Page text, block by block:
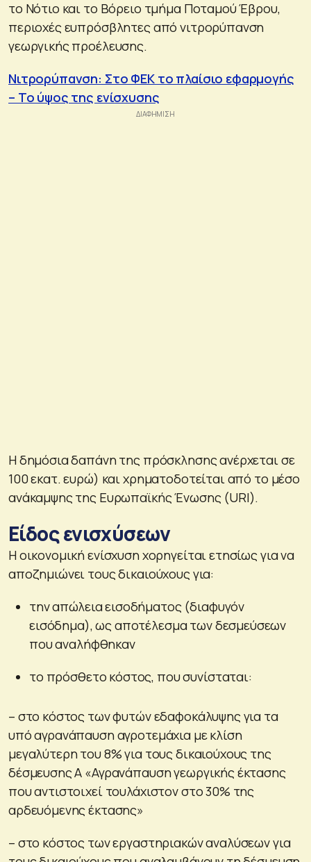
το Νότιο και το Βόρειο τμήμα Ποταμού Έβρου,
περιοχές ευπρόσβλητες από νιτρορύπανση
γεωργικής προέλευσης.
Νιτρορύπανση: Στο ΦΕΚ το πλαίσιο εφαρμογής
– Το ύψος της ενίσχυσης
Η δημόσια δαπάνη της πρόσκλησης ανέρχεται σε
100 εκατ. ευρώ) και χρηματοδοτείται από το μέσο
ανάκαμψης της Ευρωπαϊκής Ένωσης (URI).
Είδος ενισχύσεων
Η οικονομική ενίσχυση χορηγείται ετησίως για να
αποζημιώνει τους δικαιούχους για:
την απώλεια εισοδήματος (διαφυγόν
εισόδημα), ως αποτέλεσμα των δεσμεύσεων
που αναλήφθηκαν
το πρόσθετο κόστος, που συνίσταται:
– στο κόστος των φυτών εδαφοκάλυψης για τα
υπό αγρανάπαυση αγροτεμάχια με κλίση
μεγαλύτερη του 8% για τους δικαιούχους της
δέσμευσης Α «Αγρανάπαυση γεωργικής έκτασης
που αντιστοιχεί τουλάχιστον στο 30% της
αρδευόμενης έκτασης»
– στο κόστος των εργαστηριακών αναλύσεων για